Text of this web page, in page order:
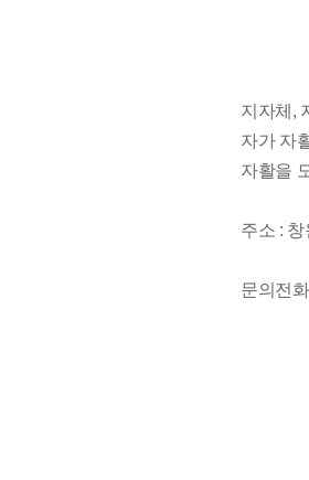
지자체,
자가 자
자활을
주소 :
문의전